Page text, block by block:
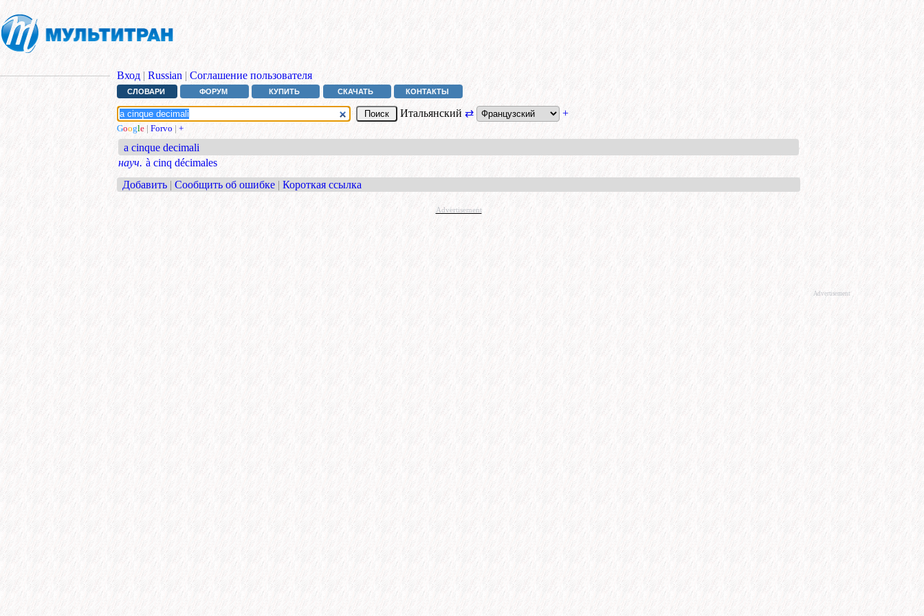
Вход | Russian | Соглашение пользователя
СЛОВАРИ ФОРУМ КУПИТЬ СКАЧАТЬ КОНТАКТЫ
Итальянский ⇄ +
Google | Forvo | +
a cinque decimali
науч. à cinq décimales
Добавить | Сообщить об ошибке | Короткая ссылка
Advertisement
Advertisement